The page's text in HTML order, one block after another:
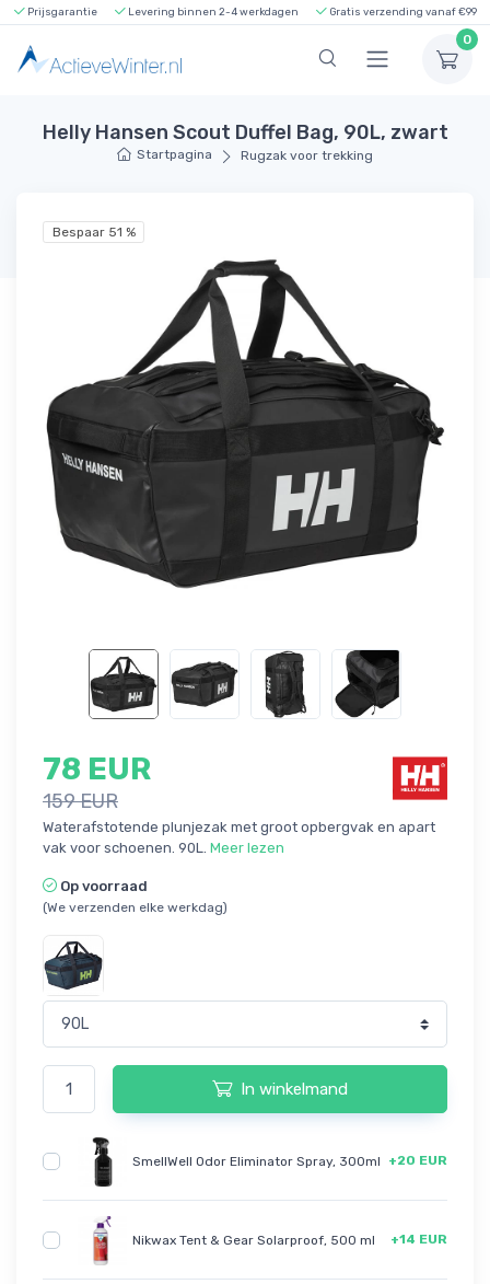
Prijsgarantie Levering binnen 2-4 werkdagen Gratis verzending vanaf €99
0
Helly Hansen Scout Duffel Bag, 90L, zwart
Startpagina Rugzak voor trekking
Bespaar 51 %
78 EUR
159 EUR
Waterafstotende plunjezak met groot opbergvak en apart
vak voor schoenen. 90L. Meer lezen
Op voorraad
(We verzenden elke werkdag)
In winkelmand
SmellWell Odor Eliminator Spray, 300ml +20 EUR
Nikwax Tent & Gear Solarproof, 500 ml +14 EUR